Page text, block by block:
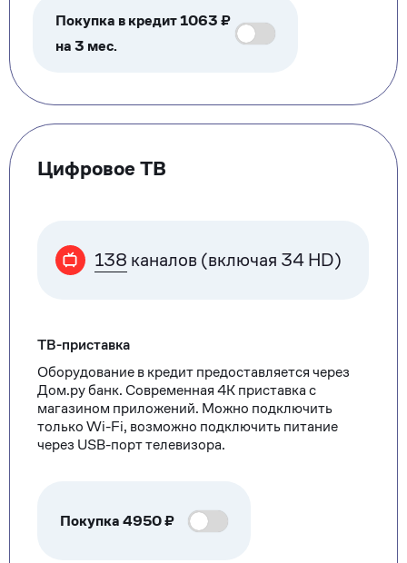
Покупка в кредит 1063 ₽
на 3 мес.
Цифровое ТВ
138 каналов (включая 34 HD)
ТВ-приставка
Оборудование в кредит предоставляется через
Дом.ру банк. Современная 4К приставка с
магазином приложений. Можно подключить
только Wi-Fi, возможно подключить питание
через USB-порт телевизора.
Покупка4950₽